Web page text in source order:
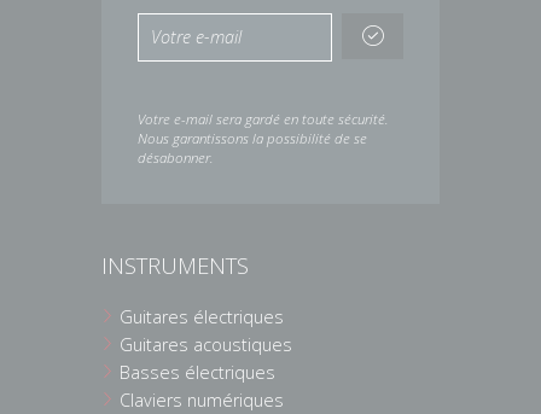
Votre e-mail sera gardé en toute sécurité.
Nous garantissons la possibilité de se
désabonner.
INSTRUMENTS
Guitares électriques
Guitares acoustiques
Basses électriques
Claviers numériques